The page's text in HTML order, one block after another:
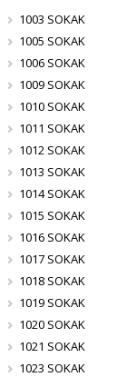
1003 SOKAK
1005 SOKAK
1006 SOKAK
1009 SOKAK
1010 SOKAK
1011 SOKAK
1012 SOKAK
1013 SOKAK
1014 SOKAK
1015 SOKAK
1016 SOKAK
1017 SOKAK
1018 SOKAK
1019 SOKAK
1020 SOKAK
1021 SOKAK
1023 SOKAK